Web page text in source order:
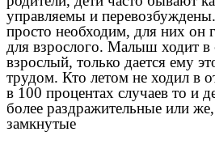
управляемы и
просто необходим, для них он
для взрослого. Малыш ходит в
взрослый, только дается ему
трудом. Кто летом не ходил в
в 100 процентах случаев то и
более раздражительные или
замкнутые